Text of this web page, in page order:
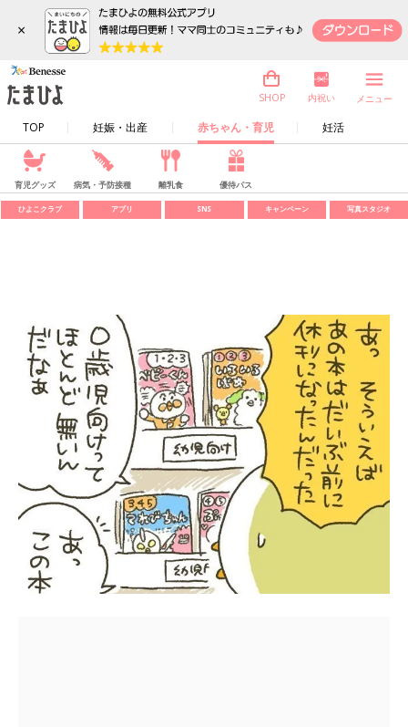
×
TOP 妊娠・出産 赤ちゃん・育児 妊活
SHOP 内祝い メニュー
育児グッズ 病気・予防接種 離乳食 優待パス
ひよこクラブ アプリ SNS キャンペーン 写真スタジオ